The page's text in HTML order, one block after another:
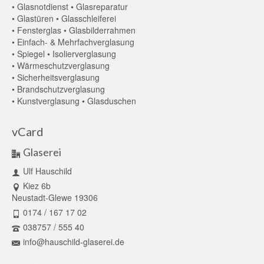
• Glasnotdienst • Glasreparatur
• Glastüren • Glasschleiferei
• Fensterglas • Glasbilderrahmen
• Einfach- & Mehrfachverglasung
• Spiegel • Isolierverglasung
• Wärmeschutzverglasung
• Sicherheitsverglasung
• Brandschutzverglasung
• Kunstverglasung • Glasduschen
vCard
Glaserei
Ulf Hauschild
Kiez 6b
Neustadt-Glewe 19306
0174 / 167 17 02
038757 / 555 40
info@hauschild-glaserei.de